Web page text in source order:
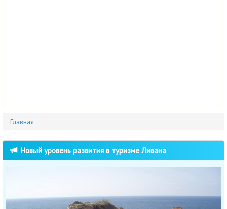
Главная
Новый уровень развития в туризме Ливана